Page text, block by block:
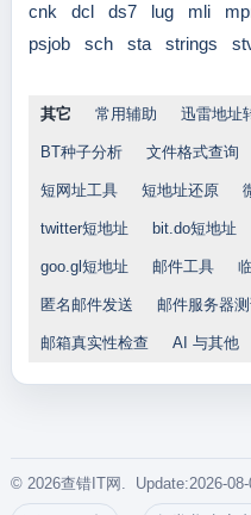
cnk dcl ds7 lug mli
psjob
sch sta strings
其它 常用辅助 迅雷地址
BT种子分析 文件格式查询
短网址工具 短地址还原
twitter短地址 bit.do短地址
goo.gl短地址 邮件工具
匿名邮件发送 邮件服务器
邮箱真实性检查 AI 与其他
© 2026查错IT网. Update:2026-